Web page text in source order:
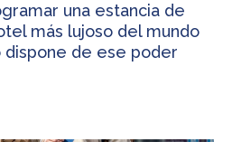
una estancia de
más lujoso del mundo
de ese poder